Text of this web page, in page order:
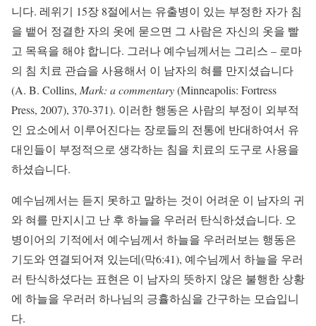
니다. 레위기 15장 8절에서는 유출병이 있는 부정한 자가 침
을 뱉어 정결한 자의 옷에 묻으면 그 사람은 자신의 옷을 빨
고 목욕을 해야 합니다. 그러나 예수님께서는 그리스 – 로마
의 침 치료 관습을 사용해서 이 남자의 혀를 만지셨습니다
(A. B. Collins, Mark: a commentary(Minneapolis: Fortress
Press, 2007), 370-371). 이러한 행동은 사람의 부정이 외부적
인 요소에서 이루어진다는 장로들의 전통에 반대하여서 유
대인들이 부정적으로 생각하는 침을 치료의 도구로 사용을
하셨습니다.
예수님께서는 듣지 못하고 말하는 것이 어려운 이 남자의 귀
와 혀를 만지시고 난 후 하늘을 우러러 탄식하셨습니다. 오
병이어의 기적에서 예수님께서 하늘을 우러러보는 행동은
기도와 연결되어져 있는데(막6:41), 예수님께서 하늘을 우러
러 탄식하셨다는 표현은 이 남자의 뜻하지 않은 불행한 상황
에 하늘을 우러러 하나님의 긍휼하심을 간구하는 모습입니
다.